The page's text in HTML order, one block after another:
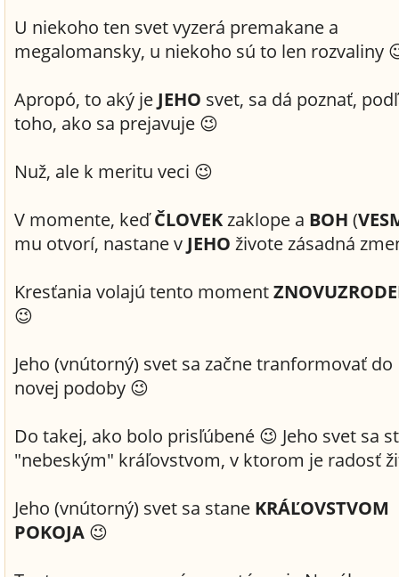
U niekoho ten svet vyzerá premakane a
megalomansky, u niekoho sú to len rozvaliny
Apropó, to aký je JEHO svet, sa dá poznať,
toho, ako sa prejavuje 😉
Nuž, ale k meritu veci 😉
V momente, keďČLOVEKzaklope a BOH (
mu otvorí, nastane v JEHO živote zásadná
Kresťania volajú tento moment
😉
Jeho (vnútorný) svet sa začne tranformovať do
novej podoby 😉
Do takej, ako bolo prisľúbené 😉 Jeho svet sa
"nebeským" kráľovstvom, v ktorom je radosť
Jeho (vnútorný) svet sa stane KRÁĽOVSTVOM
POKOJA 😉